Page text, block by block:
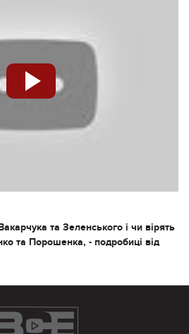
та Зеленського і чи вірять
та Порошенка, - подробиці від